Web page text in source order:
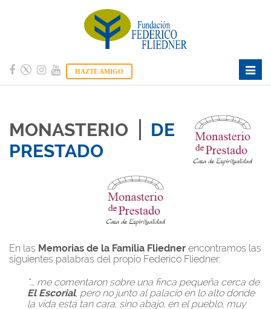
HAZTE AMIGO
Toggle
MONASTERIO
DE
PRESTADO
En las Memorias de la Familia Fliedner encontramos las
siguientes palabras del propio Federico Fliedner:
“… me comentaron sobre una finca pequeña cerca de
El Escorial, pero no junto al palacio en lo alto donde
la vida está tan cara, sino abajo, en el pueblo, muy